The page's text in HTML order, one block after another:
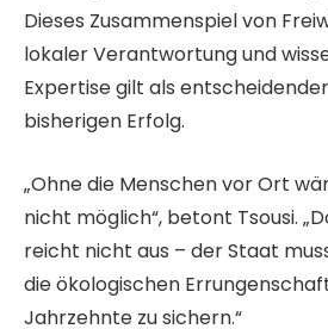
Dieses Zusammenspiel von
lokaler Verantwortung und
Expertise gilt als
bisherigen Erfolg.
„Ohne die Menschen vor Ort
nicht möglich“, betont Tsousi.
reicht nicht aus – der Staat
die ökologischen
Jahrzehnte zu sichern.“